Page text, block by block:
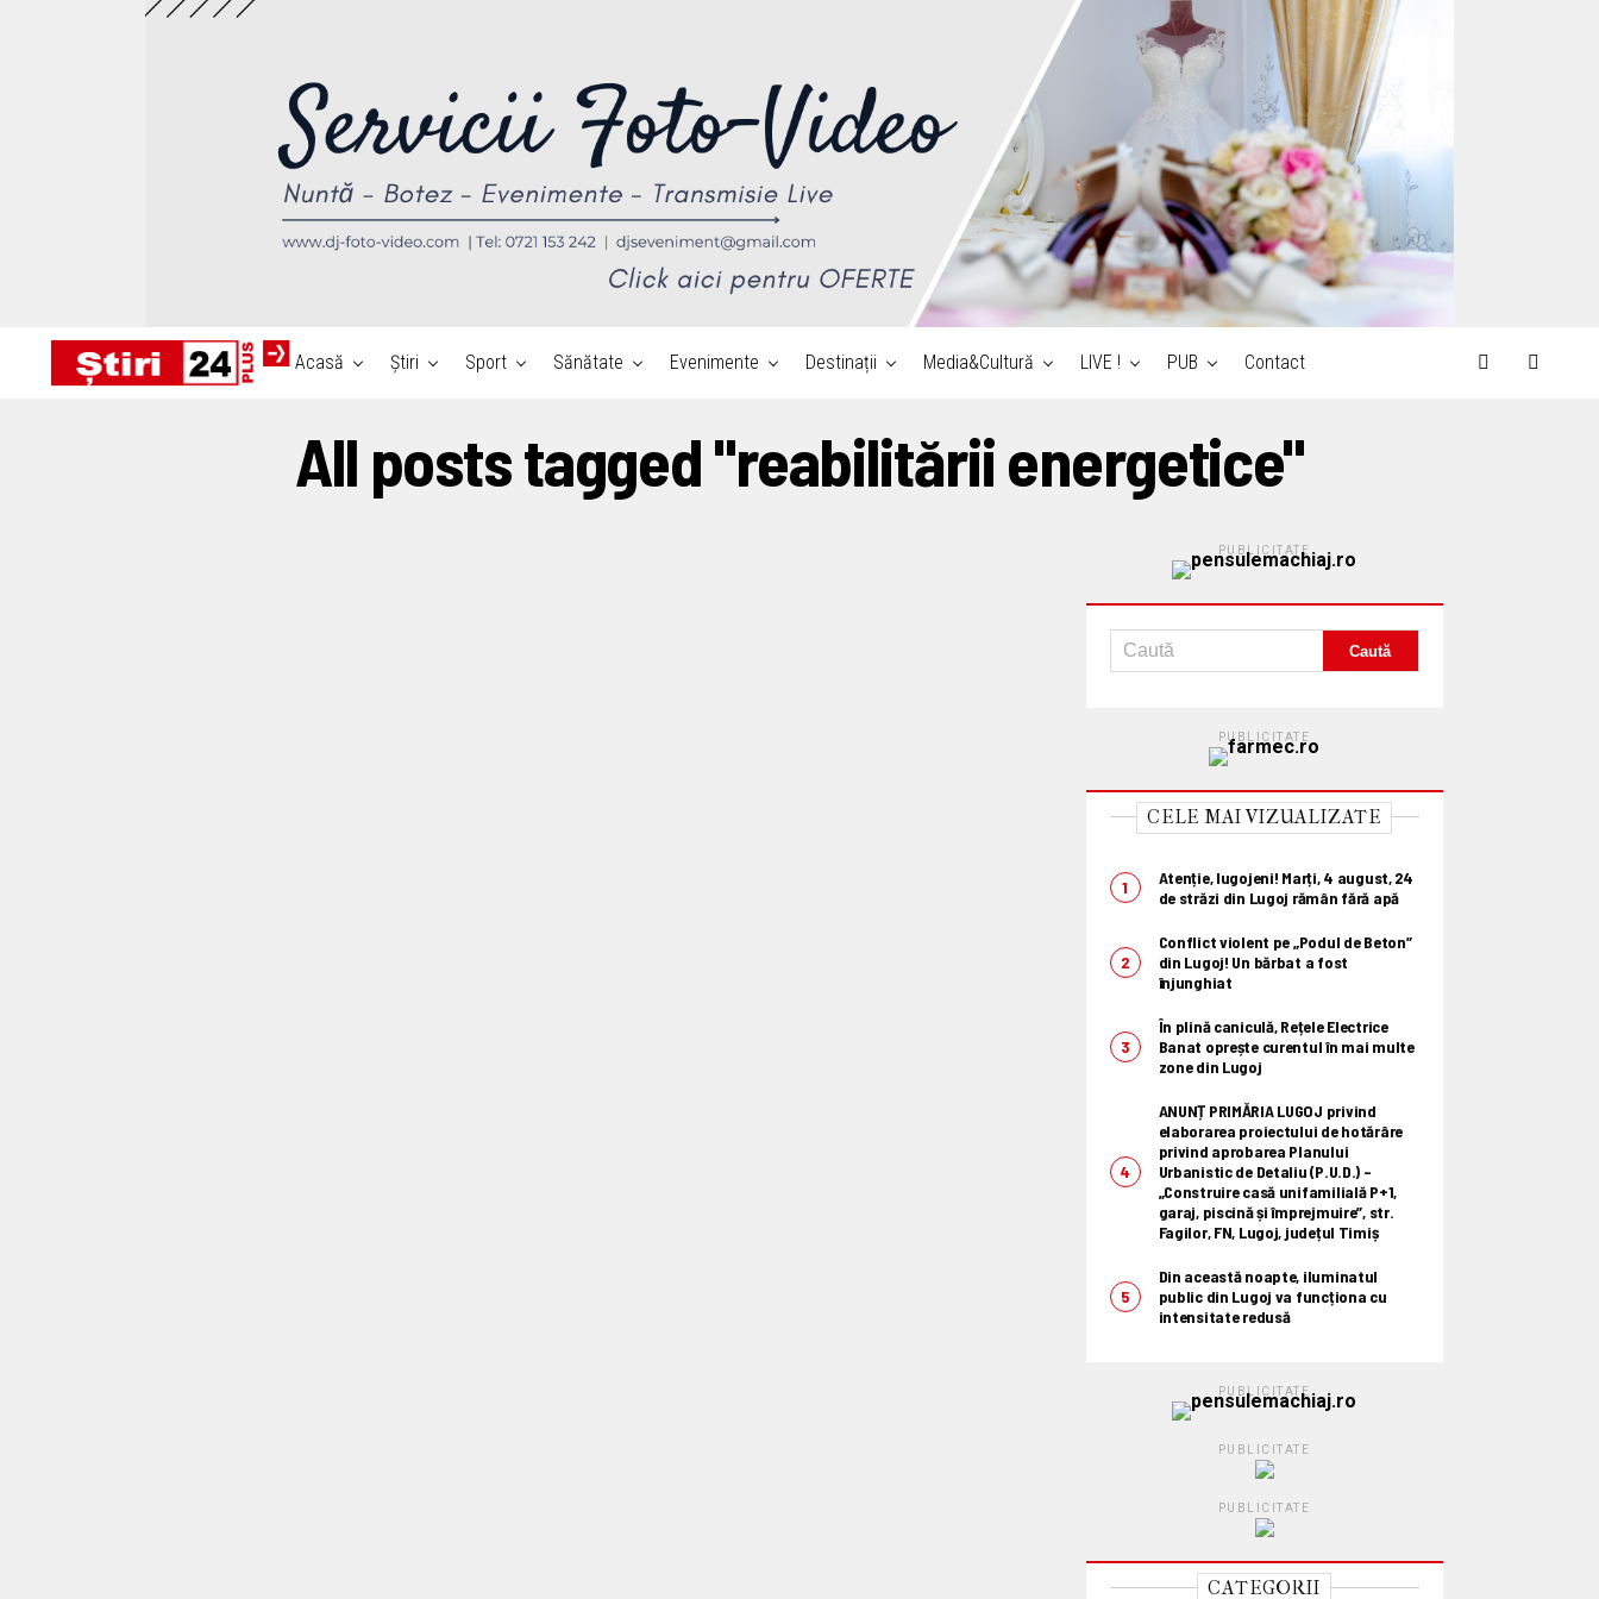
Acasă Știri Sport Sănătate Evenimente Destinații Media&Cultură LIVE ! PUB Contact
All posts tagged "reabilitării energetice"
PUBLICITATE
PUBLICITATE
CELE MAI VIZUALIZATE
Atenție, lugojeni! Marți, 4 august, 24
de străzi din Lugoj rămân fără apă
Conflict violent pe „Podul de Beton”
din Lugoj! Un bărbat a fost
înjunghiat
În plină caniculă, Rețele Electrice
Banat oprește curentul în mai multe
zone din Lugoj
ANUNȚ PRIMĂRIA LUGOJ privind
elaborarea proiectului de hotărâre
privind aprobarea Planului
Urbanistic de Detaliu (P.U.D.) –
„Construire casă unifamilială P+1,
garaj, piscină și împrejmuire”, str.
Fagilor, FN, Lugoj, județul Timiș
Din această noapte, iluminatul
public din Lugoj va funcționa cu
intensitate redusă
PUBLICITATE
PUBLICITATE
PUBLICITATE
CATEGORII